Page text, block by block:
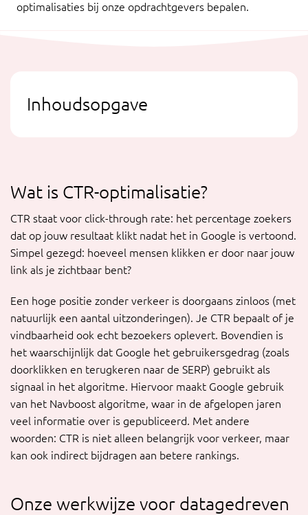
optimalisaties bij onze opdrachtgevers bepalen.
Inhoudsopgave
Wat is CTR-optimalisatie?
CTR staat voor click-through rate: het percentage zoekers
dat op jouw resultaat klikt nadat het in Google is vertoond.
Simpel gezegd: hoeveel mensen klikken er door naar jouw
link als je zichtbaar bent?
Een hoge positie zonder verkeer is doorgaans zinloos (met
natuurlijk een aantal uitzonderingen). Je CTR bepaalt of je
vindbaarheid ook echt bezoekers oplevert. Bovendien is
het waarschijnlijk dat Google het gebruikersgedrag (zoals
doorklikken en terugkeren naar de SERP) gebruikt als
signaal in het algoritme. Hiervoor maakt Google gebruik
van het Navboost algoritme, waar in de afgelopen jaren
veel informatie over is gepubliceerd. Met andere
woorden: CTR is niet alleen belangrijk voor verkeer, maar
kan ook indirect bijdragen aan betere rankings.
Onze werkwijze voor datagedreven